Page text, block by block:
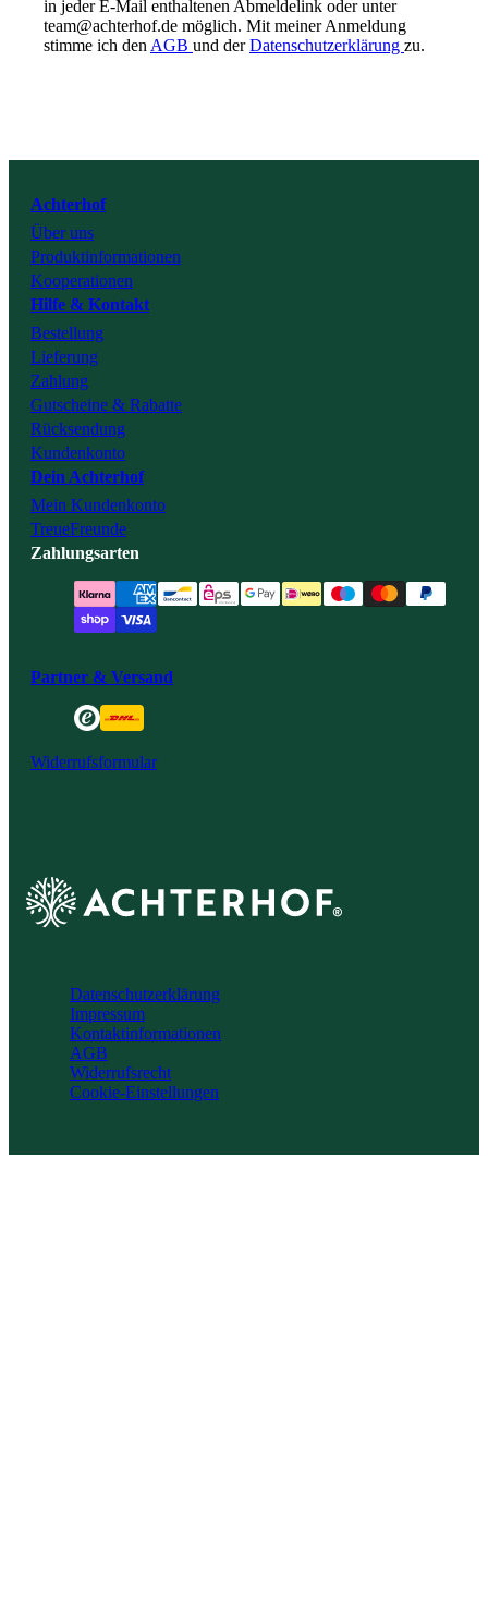
in jeder E-Mail enthaltenen Abmeldelink oder unter
team@achterhof.de möglich. Mit meiner Anmeldung
stimme ich denAGB und derDatenschutzerklärung zu.
Instagram
Achterhof
Über uns
Produktinformationen
Kooperationen
Hilfe & Kontakt
Bestellung
Lieferung
Zahlung
Gutscheine & Rabatte
Rücksendung
Kundenkonto
Dein Achterhof
Mein Kundenkonto
TreueFreunde
Zahlungsarten
Partner & Versand
Widerrufsformular
Achterhof
Datenschutzerklärung
Impressum
Kontaktinformationen
AGB
Widerrufsrecht
Cookie-Einstellungen